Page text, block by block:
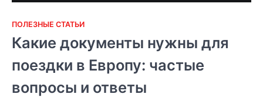
ПОЛЕЗНЫЕ СТАТЬИ
Какие документы нужны для
поездки в Европу: частые
вопросы и ответы